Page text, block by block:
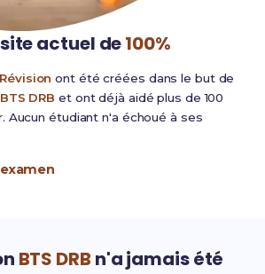
actuel de100%
ont été créées dans le but de
BTS DRB et ont déjà aidé plus de 100
Aucun étudiant n'a échoué à ses
BTS DRB n'a jamais été